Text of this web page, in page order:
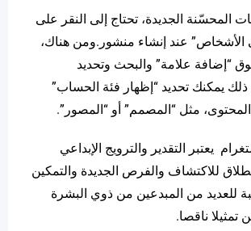
المحسّنة الجديدة، تحتاج إلى النقر على
عند إنشاء منشور.ومن هناك،
“إضافة علامة” والبحث وتحديد
يمكنك تحديد “إظهار فئة الحساب”
مثل “المصمم” أو “المصور”.
يعتبر التقدير والترويج الإبداعي
للاكتشاف والفرص الجديدة والتمكين
للعديد من المبدعين من ذوي البشرة
تمثيلا ناقصا.